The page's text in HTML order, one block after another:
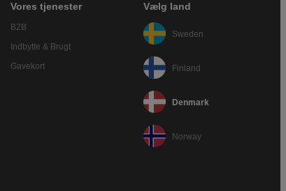
Vores tjenester
B2B
Indbytte & Brugt
Gavekort
Vælg land
Sweden
Finland
Denmark
Norway